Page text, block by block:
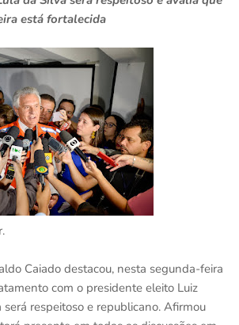
está fortalecida
Caiado destacou, nesta segunda-feira
com o presidente eleito Luiz
será respeitoso e republicano. Afirmou